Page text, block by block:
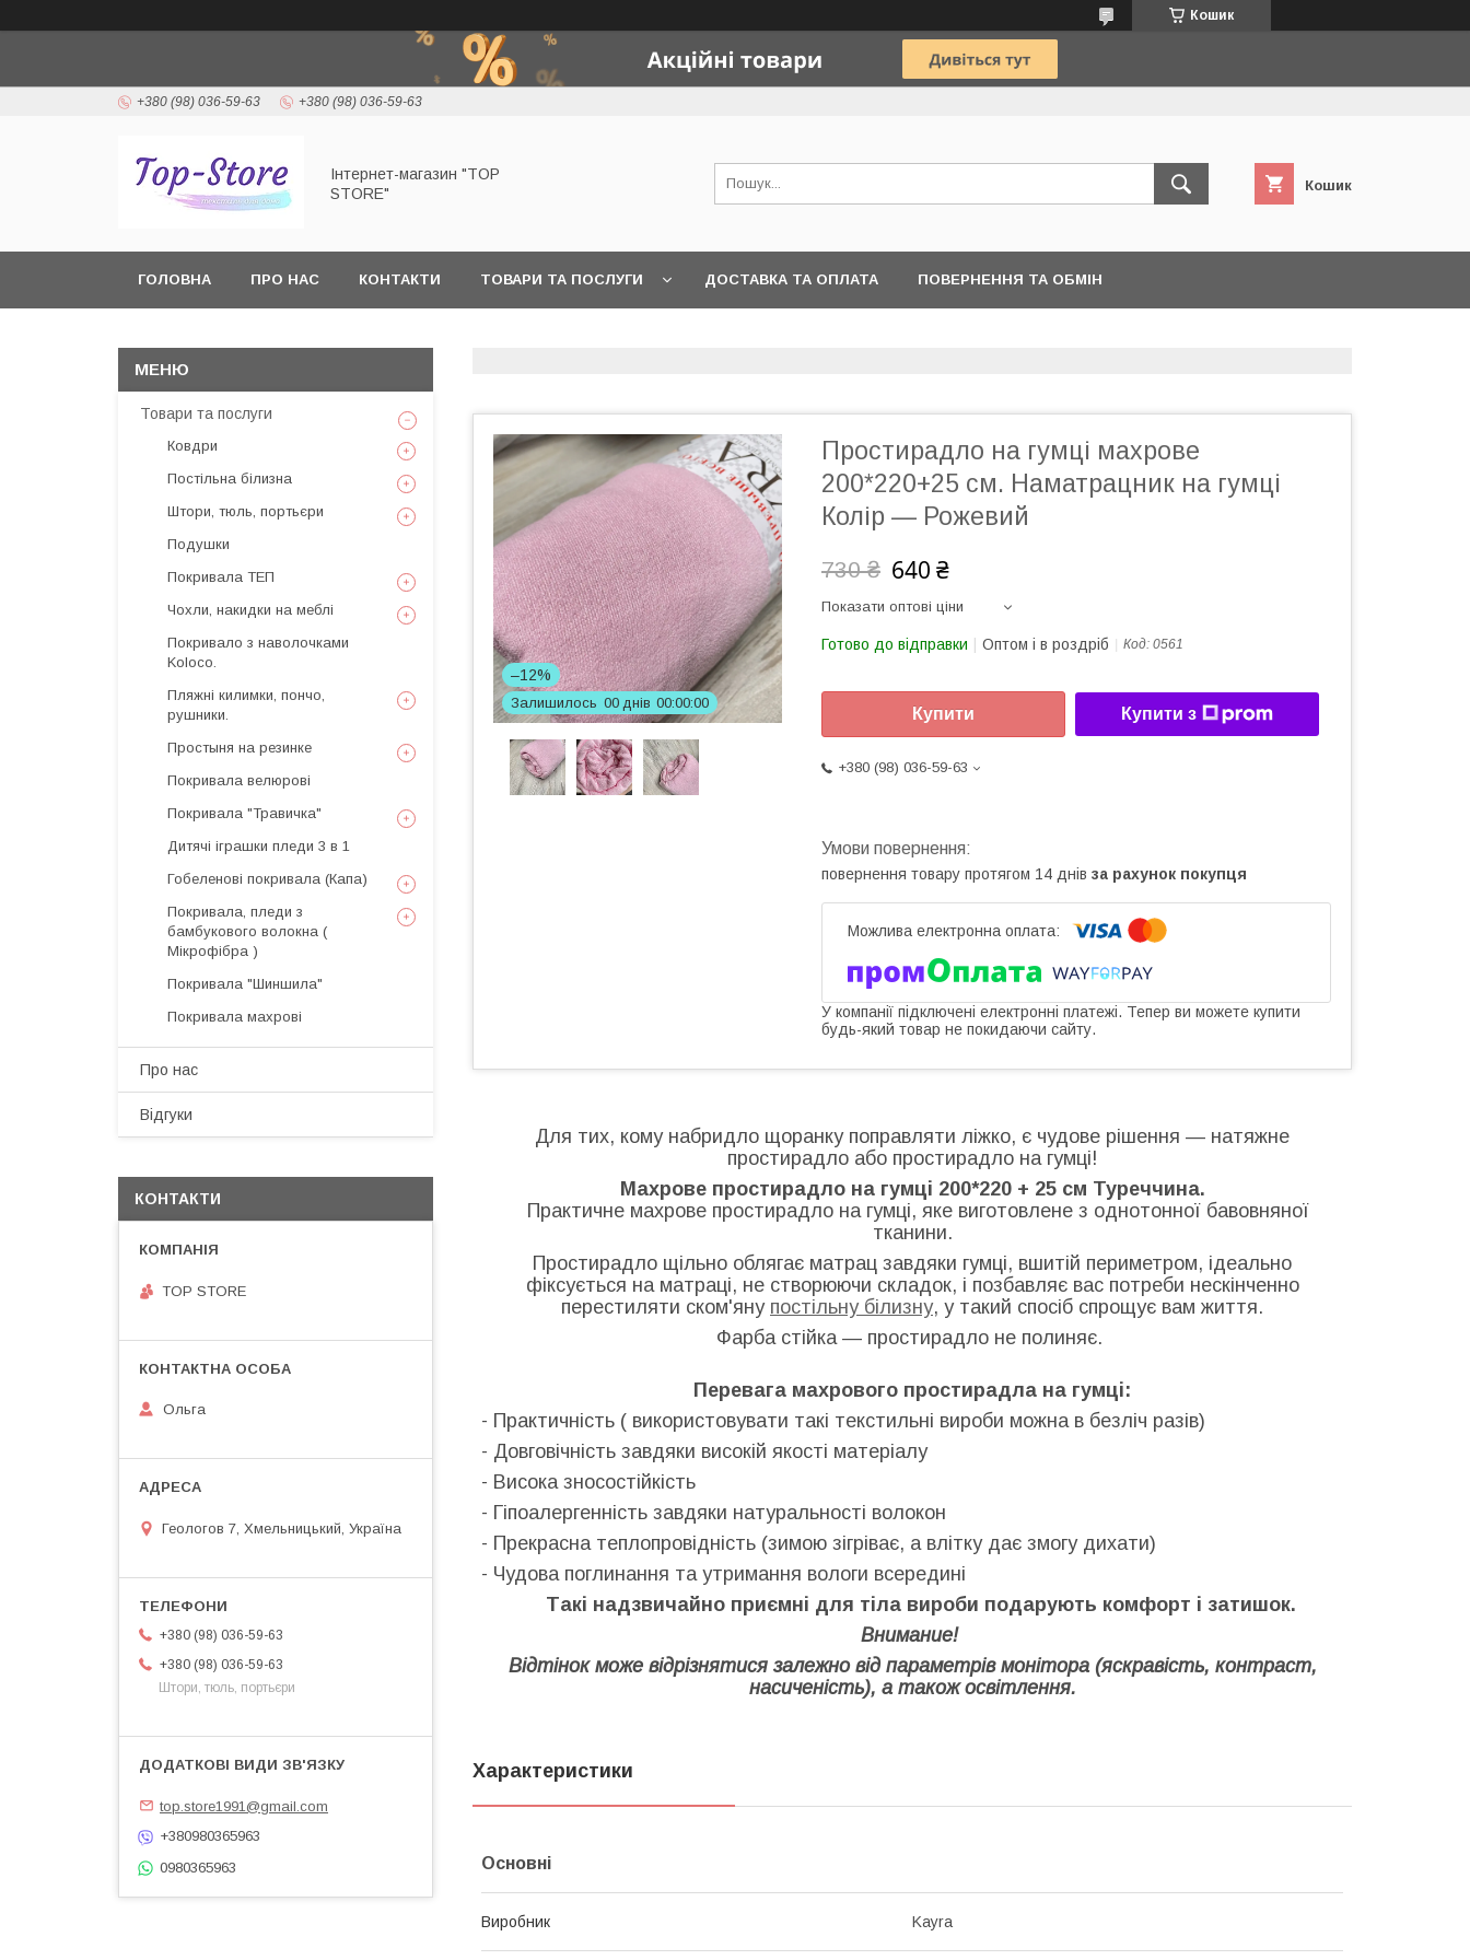
Кошик
+380 (98) 036-59-63 +380 (98) 036-59-63
Інтернет-магазин "TOP
STORE"
Кошик
ГОЛОВНА ПРО НАС КОНТАКТИ ТОВАРИ ТА ПОСЛУГИ ДОСТАВКА ТА ОПЛАТА ПОВЕРНЕННЯ ТА ОБМІН
–12%
Залишилось 00 днів 00 00 00
Простирадло на гумці махрове
200*220+25 см. Наматрацник на гумці
Колір — Рожевий
730 ₴ 640 ₴
Показати оптові ціни
Готово до відправки Оптом і в роздріб Код: 0561
Купити Купити з
+380 (98) 036-59-63
повернення товару протягом 14 днів за рахунок покупця
У компанії підключені електронні платежі. Тепер ви можете купити
будь-який товар не покидаючи сайту.
Для тих, кому набридло щоранку поправляти ліжко, є чудове рішення — натяжне
простирадло або простирадло на гумці!
Махрове простирадло на гумці 200*220 + 25 см Туреччина.
Практичне махрове простирадло на гумці, яке виготовлене з однотонної бавовняної
тканини.
Простирадло щільно облягає матрац завдяки гумці, вшитій периметром, ідеально
фіксується на матраці, не створюючи складок, і позбавляє вас потреби нескінченно
перестиляти ском'яну постільну білизну, у такий спосіб спрощує вам життя.
Фарба стійка — простирадло не полиняє.
Перевага махрового простирадла на гумці:
- Практичність ( використовувати такі текстильні вироби можна в безліч разів)
- Довговічність завдяки високій якості матеріалу
- Висока зносостійкість
- Гіпоалергенність завдяки натуральності волокон
- Прекрасна теплопровідність (зимою зігріває, а влітку дає змогу дихати)
- Чудова поглинання та утримання вологи всередині
Такі надзвичайно приємні для тіла вироби подарують комфорт і затишок.
Внимание!
Відтінок може відрізнятися залежно від параметрів монітора (яскравість, контраст,
насиченість), а також освітлення.
Характеристики
Основні
Виробник Kayra
Товари та послуги
Ковдри
Постільна білизна
Штори, тюль, портьєри
Подушки
Покривала ТЕП
Чохли, накидки на меблі
Покривало з наволочками
Koloco.
Пляжні килимки, пончо,
рушники.
Простыня на резинке
Покривала велюрові
Покривала "Травичка"
Дитячі іграшки пледи 3 в 1
Гобеленові покривала (Капа)
Покривала, пледи з
бамбукового волокна (
Мікрофібра )
Покривала "Шиншила"
Покривала махрові
Про нас
Відгуки
КОНТАКТИ
TOP STORE
Ольга
Геологов 7, Хмельницький, Україна
+380 (98) 036-59-63
+380 (98) 036-59-63
Штори, тюль, портьєри
top.store1991@gmail.com
+380980365963
0980365963